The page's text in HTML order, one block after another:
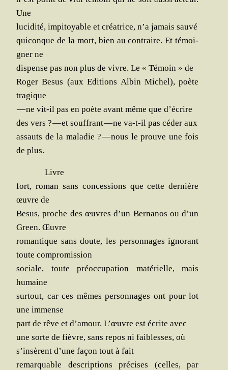
Une
luci­di­té, impi­toyable et créa­trice, n’a jamais sauvé
qui­conque de la mort, bien au contraire. Et témoi­
gner ne
dis­pense pas non plus de vivre. Le « Témoin » de
Roger Besus (aux Edi­tions Albin Michel), poète
tragique
— ne vit-il pas en poète avant même que d’écrire
des vers ? — et souf­frant — ne va-t-il pas céder aux
assauts de la mala­die ? — nous le prouve une fois
de plus.
Livre
fort, roman sans conces­sions que cette der­nière
œuvre de
Besus, proche des œuvres d’un Ber­na­nos ou d’un
Green. Œuvre
roman­tique sans doute, les per­son­nages igno­rant
toute compromission
sociale, toute pré­oc­cu­pa­tion maté­rielle, mais
humaine
sur­tout, car ces mêmes per­son­nages ont pour lot
une immense
part de rêve et d’amour. L’œuvre est écrite avec
une sorte de fièvre, sans repos ni fai­blesses, où
s’insèrent d’une façon tout à fait
remar­quable des­crip­tions pré­cises (celles, par